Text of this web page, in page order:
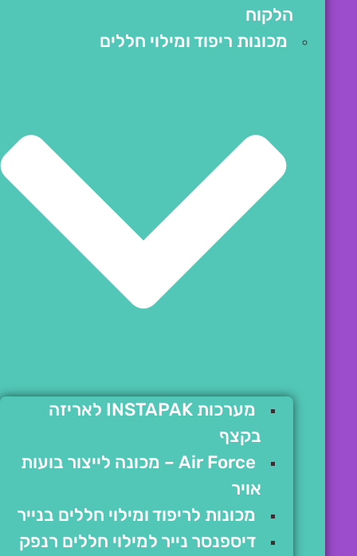
הלקוח
מכונות ריפוד ומילוי חללים
מערכות INSTAPAK לאריזה
בקצף
Air Force – מכונה לייצור בועות
אויר
מכונות לריפוד ומילוי חללים בנייר
דיספנסר נייר למילוי חללים רנפק